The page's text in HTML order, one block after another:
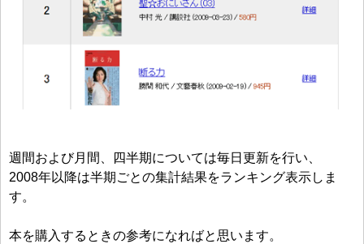
週間および月間、四半期については毎日更新を行い、
2008年以降は半期ごとの集計結果をランキング表示しま
す。
本を購入するときの参考になればと思います。